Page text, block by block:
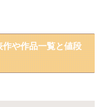
作や作品一覧と値段